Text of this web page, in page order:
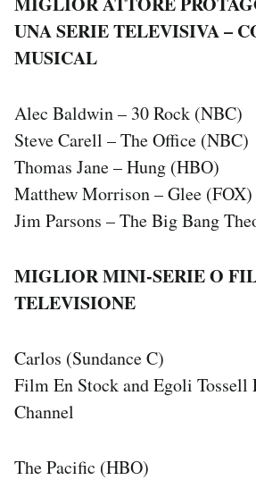
UNA SERIE TELEVISIVA –
MUSICAL
Alec Baldwin – 30 Rock (NBC)
Steve Carell – The Office (NBC)
Thomas Jane – Hung (HBO)
Matthew Morrison – Glee (FOX)
Jim Parsons – The Big Bang
MIGLIOR MINI-SERIE O
TELEVISIONE
Carlos (Sundance C)
Film En Stock and Egoli Tossell
Channel
The Pacific (HBO)